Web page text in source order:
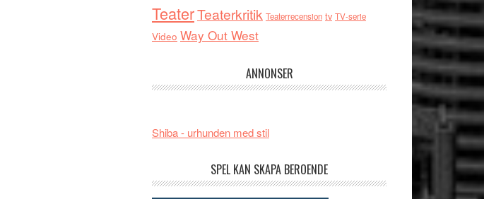
TeaterTeaterkritik Teaterrecension tv TV-serie
Video Way Out West
ANNONSER
Shiba - urhunden med stil
SPEL KAN SKAPA BEROENDE